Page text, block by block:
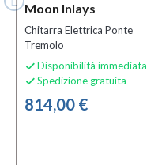
Moon Inlays
Chitarra Elettrica Ponte
Tremolo
 Disponibilità immediata
 Spedizione gratuita
814,00 €